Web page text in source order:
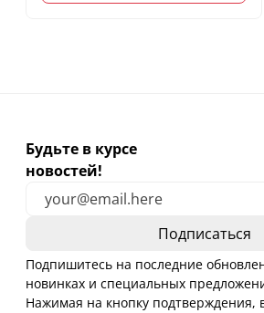
Будьте в курсе
новостей!
Подпишитесь на последние
новинках и специальных
Нажимая на кнопку подтверждения,